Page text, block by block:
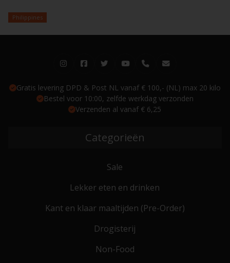
Philippines
Gratis levering DPD & Post NL vanaf € 100,- (NL) max 20 kilo
Bestel voor 10:00, zelfde werkdag verzonden
Verzenden al vanaf € 6,25
Categorieën
Sale
Lekker eten en drinken
Kant en klaar maaltijden (Pre-Order)
Drogisterij
Non-Food